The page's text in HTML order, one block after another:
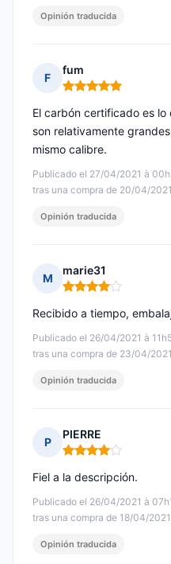
Opinión traducida
F
fum
Nota: 5 de 5
Publicado el 27/04/2021 à
tras una compra de 20/04/2021
El carbón certificado es
son relativamente
mismo calibre.
Opinión traducida
M
marie31
Nota: 4 de 5
Publicado el 26/04/2021 à
tras una compra de 23/04/2021
Recibido a tiempo,
Opinión traducida
P
PIERRE
Nota: 4 de 5
Publicado el 26/04/2021 à
tras una compra de 18/04/2021
Fiel a la descripción.
Opinión traducida